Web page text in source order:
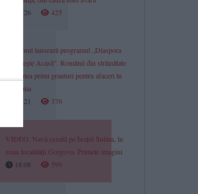
18:26
425
Guvernul lansează programul „Diaspora
Investește Acasă”. Românii din străinătate
vor putea primi granturi pentru afaceri în
România
18:21
376
VIDEO. Navă eșuată pe brațul Sulina, în
zona localității Gorgova. Primele imagini
18:08
599